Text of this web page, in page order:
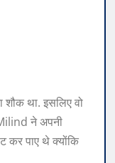
था. इसलिए वो
ने अपनी
कर पाए थे क्योंकि